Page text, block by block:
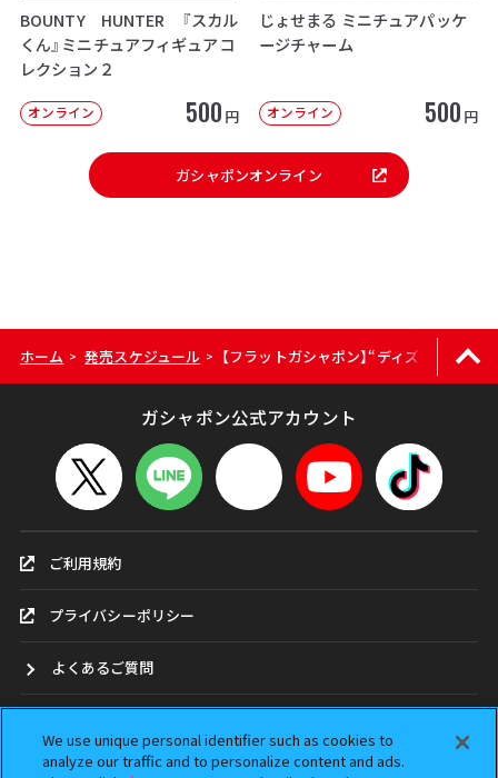
BOUNTY HUNTER 『スカル
くん』ミニチュアフィギュアコ
レクション２
オンライン 500 円
じょせまる ミニチュアパッケ
ージチャーム
オンライン 500 円
ガシャポンオンライン
ホーム > 発売スケジュール > 【フラットガシャポン】“ディズニープリ
ガシャポン公式アカウント
ご利用規約
プライバシーポリシー
よくあるご質問
ガシャポンどこ？
We use unique personal identifier such as cookies to
analyze our traffic and to personalize content and ads.